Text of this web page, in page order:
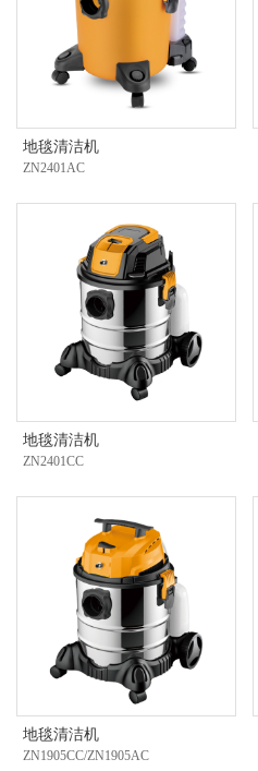
地毯清洁机
ZN2401AC
地毯清洁机
ZN2401CC
地毯清洁机
ZN1905CC/ZN1905AC